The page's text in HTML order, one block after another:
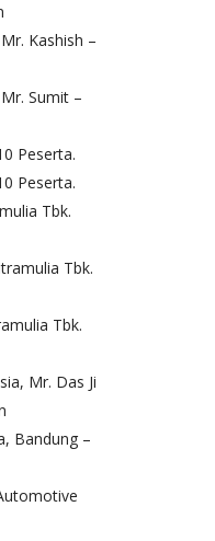
Kashish –
Sumit –
Peserta.
Peserta.
Tbk.
Tbk.
Tbk.
Mr. Das Ji
Bandung –